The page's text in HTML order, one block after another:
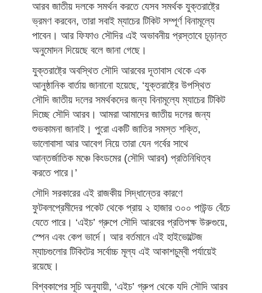
আরব জাতীয় দলকে সমর্থন করতে যেসব সমর্থক যুক্তরাষ্ট্রে
ভ্রমণ করবেন, তারা সবাই ম্যাচের টিকিট সম্পূর্ণ বিনামূল্যে
পাবেন। আর ফিফাও সৌদির এই অভাবনীয় প্রস্তাবে চূড়ান্ত
অনুমোদন দিয়েছে বলে জানা গেছে।
যুক্তরাষ্ট্রে অবস্থিত সৌদি আরবের দূতাবাস থেকে এক
আনুষ্ঠানিক বার্তায় জানানো হয়েছে, ‘যুক্তরাষ্ট্রে উপস্থিত
সৌদি জাতীয় দলের সমর্থকদের জন্য বিনামূল্যে ম্যাচের টিকিট
দিচ্ছে সৌদি আরব। আমরা আমাদের জাতীয় দলের জন্য
শুভকামনা জানাই। পুরো একটি জাতির সমস্ত শক্তি,
ভালোবাসা আর আবেগ নিয়ে তারা যেন গর্বের সাথে
আন্তর্জাতিক মঞ্চে কিংডমের (সৌদি আরব) প্রতিনিধিত্ব
করতে পারে।’
সৌদি সরকারের এই রাজকীয় সিদ্ধান্তের কারণে
ফুটবলপ্রেমীদের পকেট থেকে প্রায় ২ হাজার ৩০০ পাউন্ড বেঁচে
যেতে পারে। ‘এইচ’ গ্রুপে সৌদি আরবের প্রতিপক্ষ উরুগুয়ে,
স্পেন এবং কেপ ভার্দে। আর বর্তমানে এই হাইভোল্টেজ
ম্যাচগুলোর টিকিটের সর্বোচ্চ মূল্য এই আকাশচুম্বী পর্যায়েই
রয়েছে।
বিশ্বকাপের সূচি অনুযায়ী, ‘এইচ’ গ্রুপ থেকে যদি সৌদি আরব